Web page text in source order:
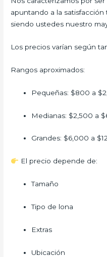
apuntando a la
siendo ustedes nuestro
Los precios varían según
Rangos aproximados:
Pequeñas: $800 a
Medianas: $2,500 a
Grandes: $6,000 a
El precio depende de:
Tamaño
Tipo de lona
Extras
Ubicación